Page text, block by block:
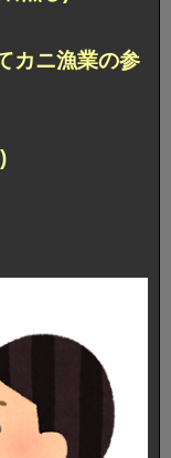
ニ漁業の参